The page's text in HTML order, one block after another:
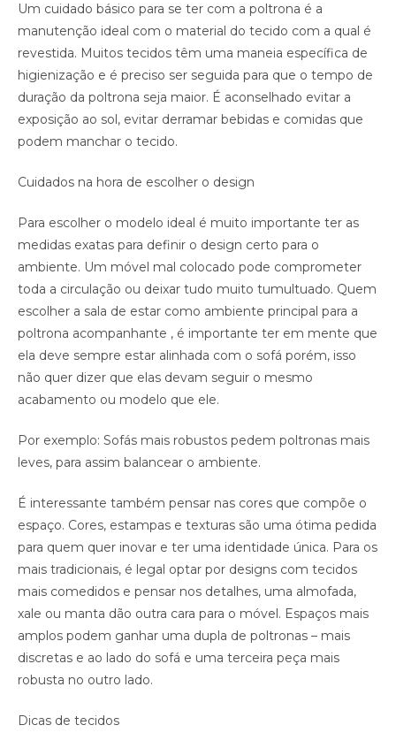
Um cuidado básico para se ter com a poltrona é a
manutenção ideal com o material do tecido com a qual é
revestida. Muitos tecidos têm uma maneia específica de
higienização e é preciso ser seguida para que o tempo de
duração da poltrona seja maior. É aconselhado evitar a
exposição ao sol, evitar derramar bebidas e comidas que
podem manchar o tecido.
Cuidados na hora de escolher o design
Para escolher o modelo ideal é muito importante ter as
medidas exatas para definir o design certo para o
ambiente. Um móvel mal colocado pode comprometer
toda a circulação ou deixar tudo muito tumultuado. Quem
escolher a sala de estar como ambiente principal para a
poltrona acompanhante , é importante ter em mente que
ela deve sempre estar alinhada com o sofá porém, isso
não quer dizer que elas devam seguir o mesmo
acabamento ou modelo que ele.
Por exemplo: Sofás mais robustos pedem poltronas mais
leves, para assim balancear o ambiente.
É interessante também pensar nas cores que compõe o
espaço. Cores, estampas e texturas são uma ótima pedida
para quem quer inovar e ter uma identidade única. Para os
mais tradicionais, é legal optar por designs com tecidos
mais comedidos e pensar nos detalhes, uma almofada,
xale ou manta dão outra cara para o móvel. Espaços mais
amplos podem ganhar uma dupla de poltronas – mais
discretas e ao lado do sofá e uma terceira peça mais
robusta no outro lado.
Dicas de tecidos